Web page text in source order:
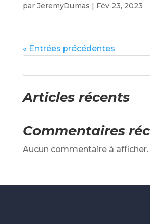
par JeremyDumas | Fév 23, 2023
« Entrées précédentes
Articles récents
Commentaires
Aucun commentaire à afficher.